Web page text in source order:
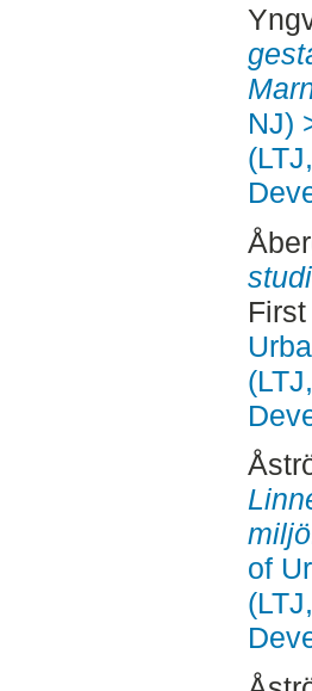
NJ)
of